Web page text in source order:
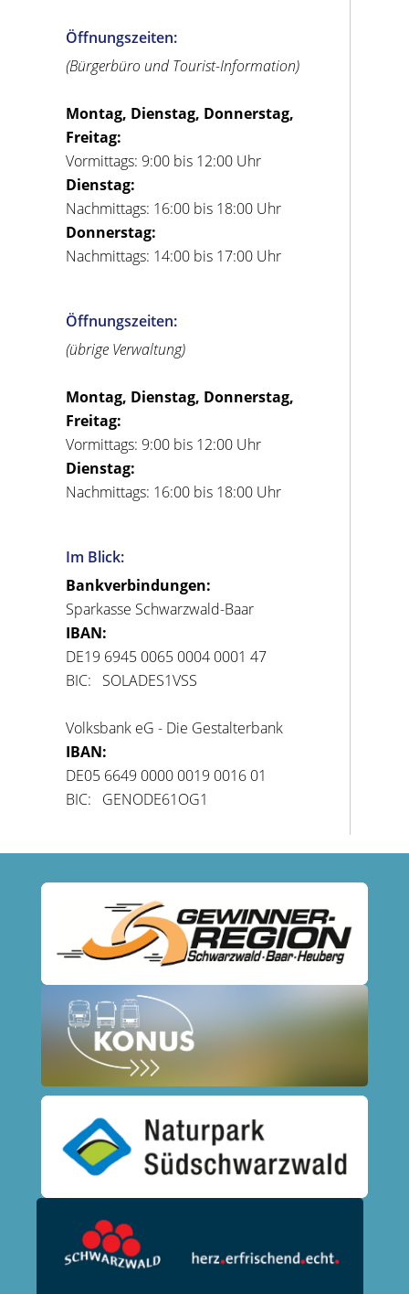
Öffnungszeiten:
(Bürgerbüro und Tourist-Information)
Montag, Dienstag, Donnerstag,
Freitag:
Vormittags: 9:00 bis 12:00 Uhr
Dienstag:
Nachmittags: 16:00 bis 18:00 Uhr
Donnerstag:
Nachmittags: 14:00 bis 17:00 Uhr
Öffnungszeiten:
(übrige Verwaltung)
Montag, Dienstag, Donnerstag,
Freitag:
Vormittags: 9:00 bis 12:00 Uhr
Dienstag:
Nachmittags: 16:00 bis 18:00 Uhr
Im Blick:
Bankverbindungen:
Sparkasse Schwarzwald-Baar
IBAN:
DE19 6945 0065 0004 0001 47
BIC: SOLADES1VSS
Volksbank eG - Die Gestalterbank
IBAN:
DE05 6649 0000 0019 0016 01
BIC: GENODE61OG1